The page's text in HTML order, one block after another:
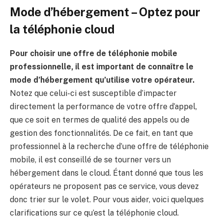
Mode d’hébergement – Optez pour
la téléphonie cloud
Pour choisir une offre de téléphonie mobile
professionnelle, il est important de connaître le
mode d’hébergement qu’utilise votre opérateur.
Notez que celui-ci est susceptible d’impacter
directement la performance de votre offre d’appel,
que ce soit en termes de qualité des appels ou de
gestion des fonctionnalités. De ce fait, en tant que
professionnel à la recherche d’une offre de téléphonie
mobile, il est conseillé de se tourner vers un
hébergement dans le cloud. Étant donné que tous les
opérateurs ne proposent pas ce service, vous devez
donc trier sur le volet. Pour vous aider, voici quelques
clarifications sur ce qu’est la téléphonie cloud.